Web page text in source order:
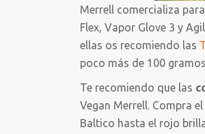
Merrell comercializa
Flex, Vapor Glove 3 y
ellas os recomiendo las
poco más de 100
Te recomiendo que las
Vegan Merrell. Compra
Baltico hasta el rojo